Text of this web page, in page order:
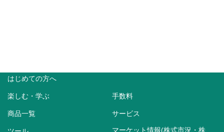
はじめての方へ
楽しむ・学ぶ 手数料
商品一覧 サービス
マーケット情報(株式市況・株